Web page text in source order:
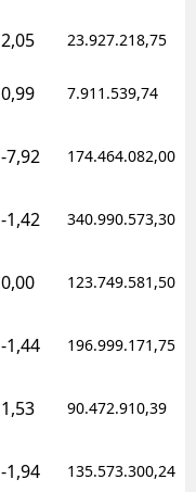
2,05 23.927.218,75
0,99 7.911.539,74
-7,92 174.464.082,00
-1,42 340.990.573,30
0,00 123.749.581,50
-1,44 196.999.171,75
1,53 90.472.910,39
-1,94 135.573.300,24